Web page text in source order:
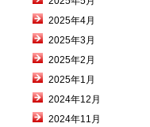
2025年4月
2025年3月
2025年2月
2025年1月
2024年12月
2024年11月